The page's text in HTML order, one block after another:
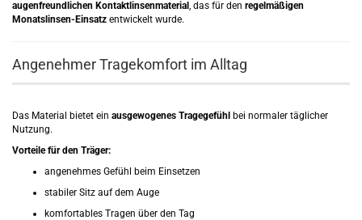
augenfreundlichen Kontaktlinsenmaterial , das für den regelmäßigen
Monatslinsen-Einsatz entwickelt wurde.
Angenehmer Tragekomfort im Alltag
Das Material bietet ein ausgewogenes Tragegefühl bei normaler täglicher
Nutzung.
Vorteile für den Träger:
angenehmes Gefühl beim Einsetzen
stabiler Sitz auf dem Auge
komfortables Tragen über den Tag